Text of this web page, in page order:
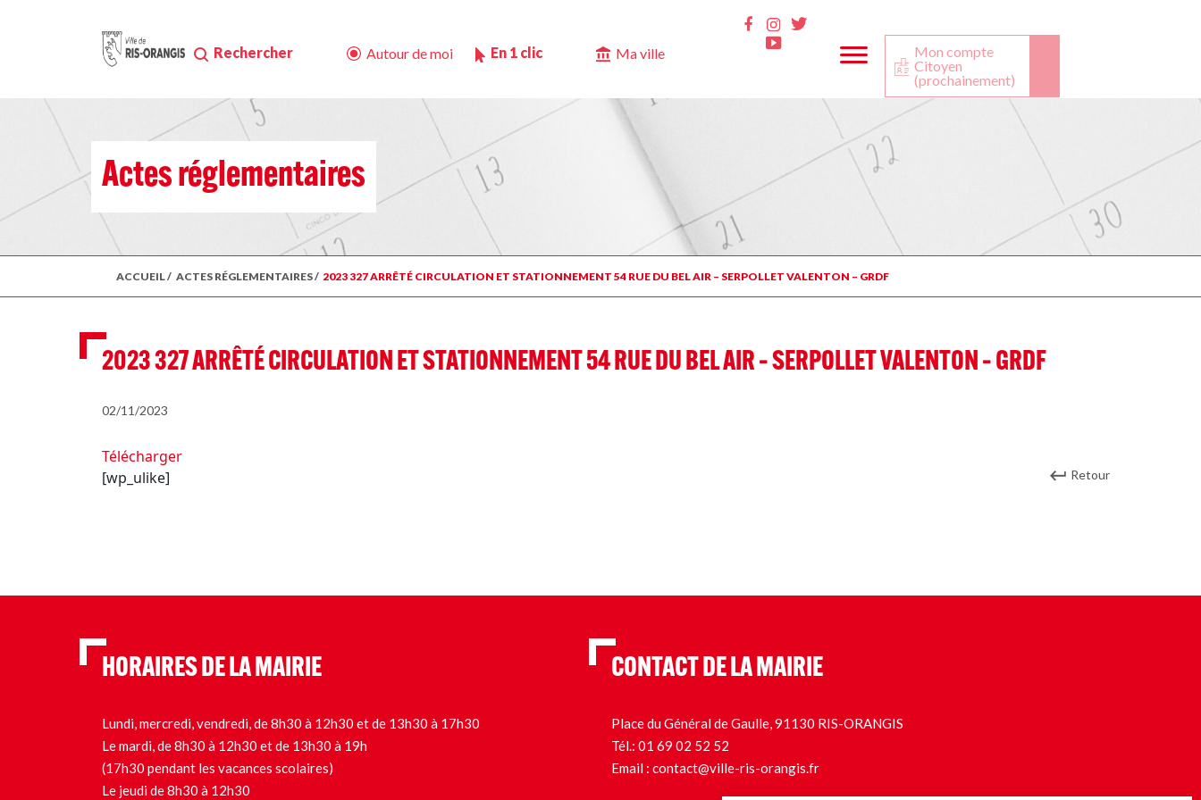
Rechercher Autour de moi En 1 clic Ma ville
Facebook
InstaTwitter
Youtube
Mon compte
Citoyen
(prochainement)
Actes réglementaires
ACCUEIL/ ACTES RÉGLEMENTAIRES/ 2023 327 ARRÊTÉ CIRCULATION ET STATIONNEMENT 54 RUE DU BEL AIR – SERPOLLET VALENTON – GRDF
2023 327 ARRÊTÉ CIRCULATION ET STATIONNEMENT 54 RUE DU BEL AIR – SERPOLLET VALENTON – GRDF
02/11/2023
Télécharger
[wp_ulike]
Retour
HORAIRES DE LA MAIRIE
Lundi, mercredi, vendredi, de 8h30 à 12h30 et de 13h30 à 17h30
Le mardi, de 8h30 à 12h30 et de 13h30 à 19h
(17h30 pendant les vacances scolaires)
Le jeudi de 8h30 à 12h30
CONTACT DE LA MAIRIE
Place du Général de Gaulle, 91130 RIS-ORANGIS
Tél.: 01 69 02 52 52
Email : contact@ville-ris-orangis.fr